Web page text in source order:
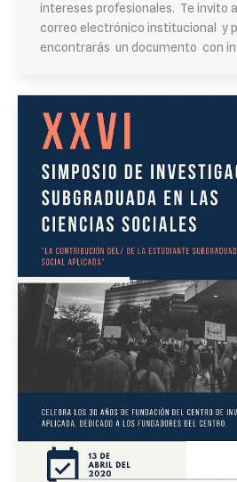
intereses profesionales. Te invito
correo electrónico institucional y
encontrarás un documento con